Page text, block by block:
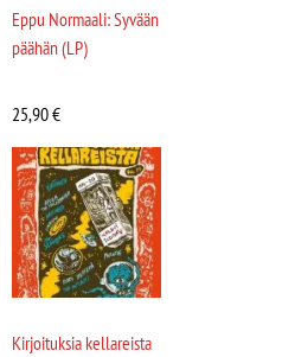
Eppu Normaali: Syvään
päähän (LP)
25,90€
Kirjoituksia kellareista